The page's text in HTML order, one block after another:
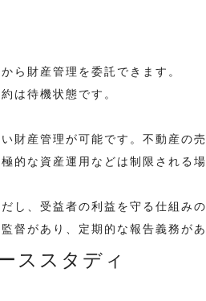
ら財産管理を委託できます。
は待機状態です。
財産管理が可能です。不動産の
的な資産運用などは制限される
し、受益者の利益を守る仕組み
督があり、定期的な報告義務があ
ススタディ